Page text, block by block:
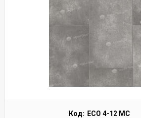
Код: ECO 4-12 MC